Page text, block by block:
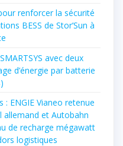
renforcer la sécurité
BESS de Stor’Sun à
avec deux
d’énergie par batterie
ENGIE Vianeo retenue
allemand et Autobahn
de recharge mégawatt
logistiques